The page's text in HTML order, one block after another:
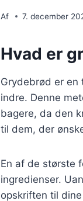
Af 7. december
Hvad er
Grydebrød er en
indre. Denne
bagere, da den
til dem, der
En af de største
ingredienser.
opskriften til